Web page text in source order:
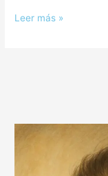
Leer más »